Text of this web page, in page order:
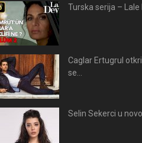
Turska serija –
Caglar Ertugrul
se...
Selin Sekerci u